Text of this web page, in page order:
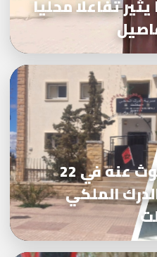
تفاعلا محليا
بومية.. توقيف مبحوث عنه في 22
الملكي